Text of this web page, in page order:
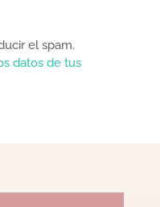
el spam.
datos de tus